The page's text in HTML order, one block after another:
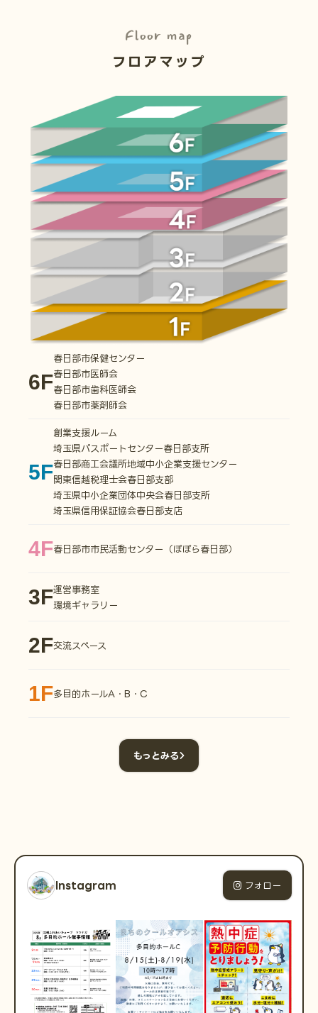
Floor map
フロアマップ
6F
春日部市保健センター
春日部市医師会
春日部市歯科医師会
春日部市薬剤師会
5F
創業支援ルーム
埼玉県パスポートセンター春日部支所
春日部商工会議所地域中小企業支援センター
関東信越税理士会春日部支部
埼玉県中小企業団体中央会春日部支所
埼玉県信用保証協会春日部支店
4F春日部市市民活動センター（ぽぽら春日部）
3F運営事務室
環境ギャラリー
2F交流スペース
1F多目的ホールA・B・C
もっとみる
Instagram フォロー